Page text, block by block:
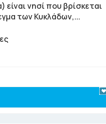
νησί που βρίσκεται
των Κυκλάδων,...